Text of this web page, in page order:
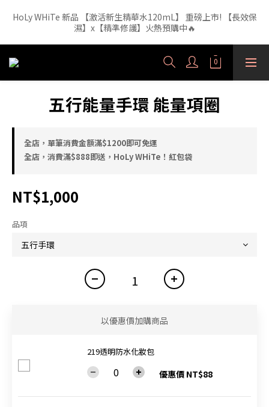
【外泌體精華液】新品正裝精華液🔥 3年研發・人體實驗證實，每
1ml 含6.52億顆外泌體（精準180nm）高效直達肌底
HoLy WHiTe 新品 【激活新生精華水120mL】 重磅上市! 【長效保
濕】x【精準修護】火熱預購中🔥
【外泌體精華液】新品正裝精華液🔥 3年研發・人體實驗證實，每
1ml 含6.52億顆外泌體（精準180nm）高效直達肌底
五行能量手環 能量項圈
全店，單筆消費金額滿$1200即可免運
全店，消費滿$888即送，HoLy WHiTe！紅包袋
NT$1,000
品項
以優惠價加購商品
219透明防水化妝包
優惠價 NT$88